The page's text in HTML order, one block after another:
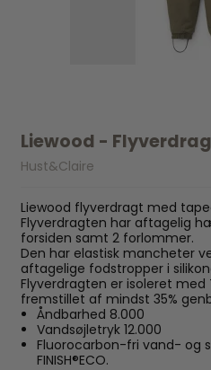
Liewood -
Hust&Claire
Liewood flyverdragt med
Flyverdragten har aftagelig
forsiden samt 2 forlommer.
Den har elastisk mancheter
aftagelige fodstropper i
Flyverdragten er isoleret med
fremstillet af mindst 35%
Åndbarhed 8.000
Vandsøjletryk 12.000
Fluorocarbon-fri vand- og
FINISH®ECO.